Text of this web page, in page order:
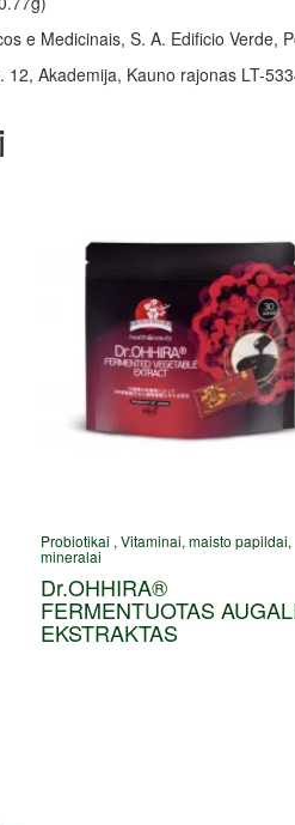
e Medicinais, S. A. Edificio Verde,
12, Akademija, Kauno rajonas LT-
Probiotikai , Vitaminai, maisto papildai,
mineralai
Dr.OHHIRA®
FERMENTUOTAS
EKSTRAKTAS